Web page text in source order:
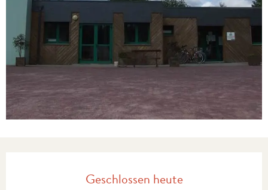
Geschlossen heute